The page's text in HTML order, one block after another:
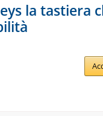
la tastiera